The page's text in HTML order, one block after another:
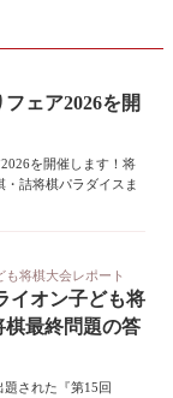
ェア2026を開
を開催します！将
詰将棋パラダイスま
も将棋大会レポート
イオン子ども将
最終問題の答
された『第15回